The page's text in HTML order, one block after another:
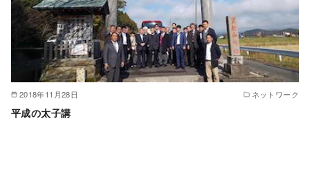
2018年11月28日 ネットワーク
平成の太子講